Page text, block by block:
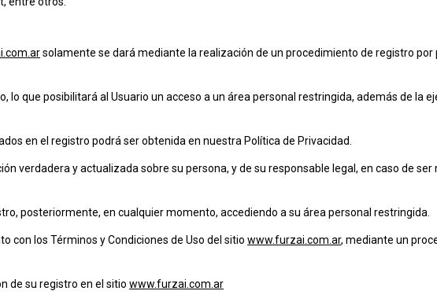
solamente se dará mediante la realización de un procedimiento de registro por
lo que posibilitará al Usuario un acceso a un área personal restringida, además de la
en el registro podrá ser obtenida en nuestra Política de Privacidad.
verdadera y actualizada sobre su persona, y de su responsable legal, en caso de ser
posteriormente, en cualquier momento, accediendo a su área personal restringida.
con los Términos y Condiciones de Uso del sitio www.furzai.com.ar, mediante un
de su registro en el sitio www.furzai.com.ar